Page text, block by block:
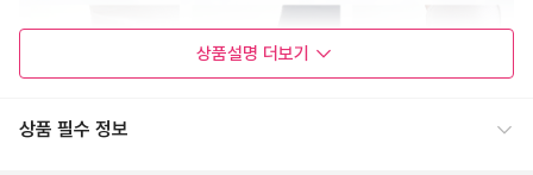
상품설명 더보기
상품 필수 정보